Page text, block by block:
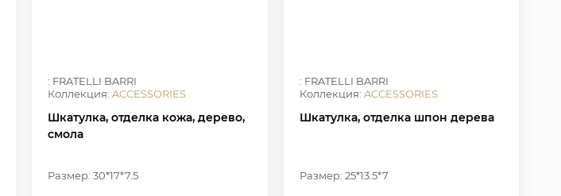
: FRATELLI BARRI
Коллекция:ACCESSORIES
Шкатулка, отделка кожа, дерево,
смола
Размер: 30*17*7.5
: FRATELLI BARRI
Коллекция: ACCESSORIES
Шкатулка, отделка шпон дерева
Размер: 25*13.5*7